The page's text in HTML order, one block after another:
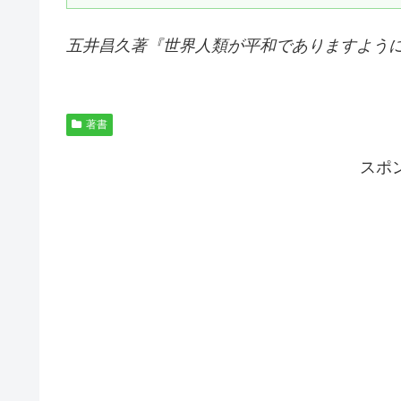
五井昌久著『世界人類が平和でありますよう
著書
スポ